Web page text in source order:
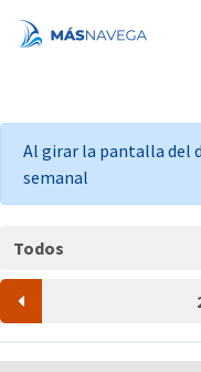
Al girar la pantalla del
semanal
Todos